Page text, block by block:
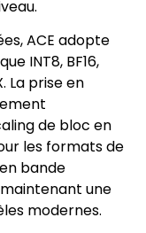
ACE adopte
INT8, BF16,
La prise en
de bloc en
les formats de
bande
une
modernes.